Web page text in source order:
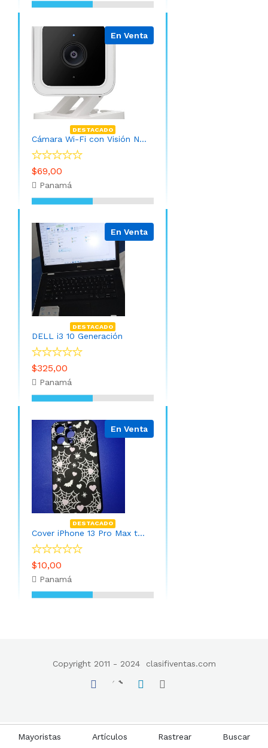
Mayoristas Artículos Rastrear Buscar
En Venta
DESTACADO
Cámara Wi-Fi con Visión Nocturna (Instalación INCLUIDA y APP)
$69,00
Panamá
En Venta
DESTACADO
DELL i3 10 Generación
$325,00
Panamá
En Venta
DESTACADO
Cover iPhone 13 Pro Max telaraña
$10,00
Panamá
Copyright 2011 - 2024 clasifiventas.com